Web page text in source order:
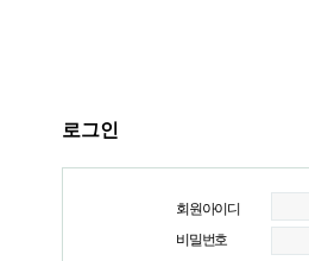
로그인
회원아이디
비밀번호